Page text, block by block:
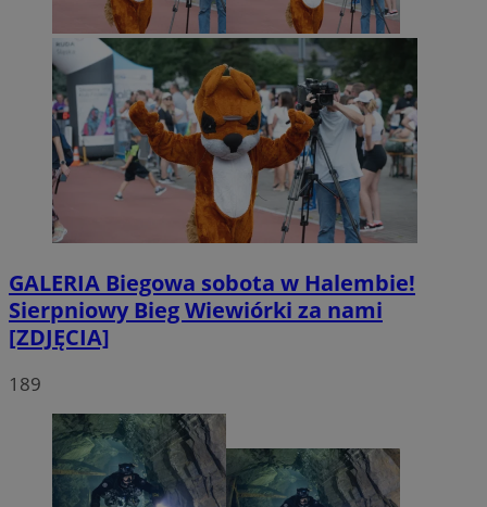
GALERIA Biegowa sobota w Halembie!
Sierpniowy Bieg Wiewiórki za nami
[ZDJĘCIA]
189